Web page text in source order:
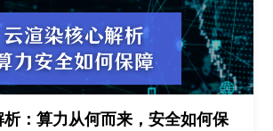
：算力从何而来，安全如何保